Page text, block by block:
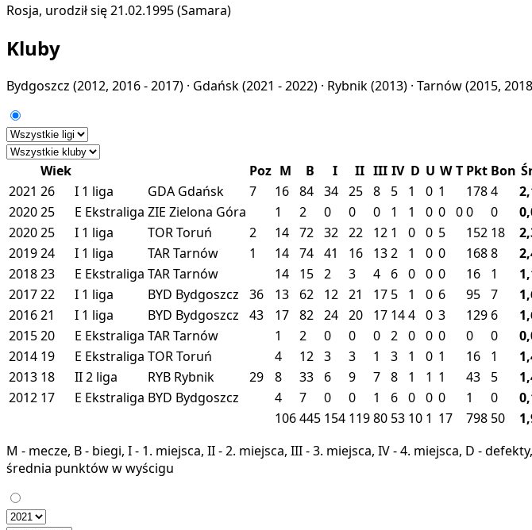
Rosja, urodził się 21.02.1995 (Samara)
Kluby
Bydgoszcz (2012, 2016 - 2017) · Gdańsk(2021 - 2022) · Rybnik(2013) · Tarnów(2015,
Wiek Poz M B I II III IV D U W T Pkt Bon
2021 26 I 1 liga GDA Gdańsk 7 16 84 34 25 8 5 1 0 1 1784
202025 E Ekstraliga ZIE Zielona Góra 1 2 0 0 0 1 1 0 0 00 0
202025 I 1 liga TORToruń 2 14 72 32 22 12 1 0 0 5 152 18
201924 I 1 liga TARTarnów 1 14 74 41 16 132 1 0 0 1688
201823 E Ekstraliga TARTarnów 14 15 2 3 4 6 0 0 0 16 1
201722 I 1 liga BYD Bydgoszcz 36 13 62 12 21 17 5 1 0 6 95 7
201621 I 1 liga BYD Bydgoszcz 43 17 82 24 20 17 144 0 3 129 6
201520 E Ekstraliga TARTarnów 1 2 0 0 0 2 0 0 0 0 0
2014 19 E Ekstraliga TORToruń 4 12 3 3 1 3 1 0 1 16 1
2013 18 II2 liga RYB Rybnik 29 8 33 6 9 7 8 1 1 1 43 5
2012 17 E Ekstraliga BYD Bydgoszcz 4 7 0 0 1 6 0 0 0 1 0
106445 154 11980 53 10 1 17 798 50
M - mecze, B - biegi, I - 1. miejsca, II - 2. miejsca, III - 3. miejsca, IV - 4. miejsca, D -
średnia punktów w wyścigu